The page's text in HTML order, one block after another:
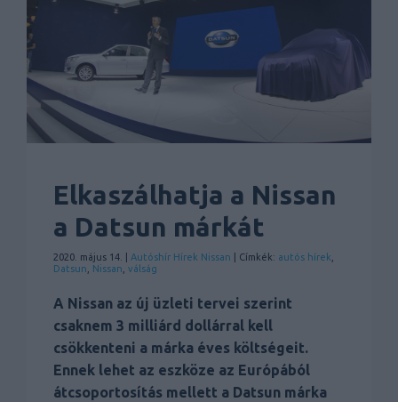
Elkaszálhatja a Nissan
a Datsun márkát
2020. május 14. | Autóshír Hírek Nissan | Címkék: autós hírek
Datsun
Nissan válság
A Nissan az új üzleti tervei szerint
csaknem 3 milliárd dollárral kell
csökkenteni a márka éves költségeit.
Ennek lehet az eszköze az Európából
átcsoportosítás mellett a Datsun márka